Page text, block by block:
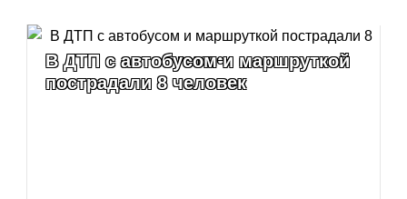
В ДТП с автобусом и маршруткой
пострадали 8 человек